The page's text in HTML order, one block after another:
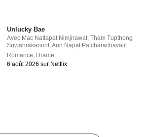
Unlucky Bae
Avec Mac Nattapat Nimjirawat,Tham Tupthong
Suwanrakanont,Aun Napat Patcharachavalit
Romance, Drame
6 août 2026 sur Netflix